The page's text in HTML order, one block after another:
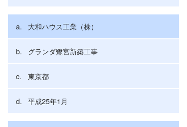
大和ハウス工業（株）
グランダ鷺宮新築工事
東京都
平成25年1月